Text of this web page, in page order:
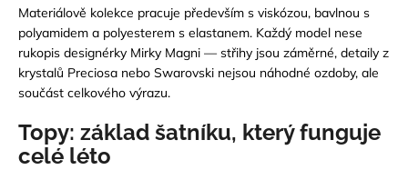
Materiálově kolekce pracuje především s viskózou, bavlnou s
polyamidem a polyesterem s elastanem. Každý model nese
rukopis designérky Mirky Magni — střihy jsou záměrné, detaily z
krystalů Preciosa nebo Swarovski nejsou náhodné ozdoby, ale
součást celkového výrazu.
Topy: základ šatníku, který funguje
celé léto
HLEDAT
D